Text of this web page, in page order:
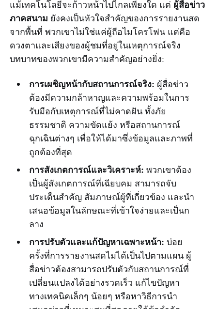
แม้เทคโนโลยีจะก้าวหน้าไปไกลเพียงใด แต่ ผู้สื่อข่าว
ภาคสนาม ยังคงเป็นหัวใจสำคัญของการรายงานสด
จากพื้นที่ พวกเขาไม่ใช่แค่ผู้ถือไมโครโฟน แต่คือ
ดวงตาและเสียงของผู้ชมที่อยู่ในเหตุการณ์จริง
บทบาทของพวกเขามีความสำคัญอย่างยิ่ง:
การเผชิญหน้ากับสถานการณ์จริง: ผู้สื่อข่าว
ต้องมีความกล้าหาญและความพร้อมในการ
รับมือกับเหตุการณ์ที่ไม่คาดฝัน ทั้งภัย
ธรรมชาติ ความขัดแย้ง หรือสถานการณ์
ฉุกเฉินต่างๆ เพื่อให้ได้มาซึ่งข้อมูลและภาพที่
ถูกต้องที่สุด
การสังเกตการณ์และวิเคราะห์: พวกเขาต้อง
เป็นผู้สังเกตการณ์ที่เฉียบคม สามารถจับ
ประเด็นสำคัญ สัมภาษณ์ผู้ที่เกี่ยวข้อง และนำ
เสนอข้อมูลในลักษณะที่เข้าใจง่ายและเป็นก
ลาง
การปรับตัวและแก้ปัญหาเฉพาะหน้า: บ่อย
ครั้งที่การรายงานสดไม่ได้เป็นไปตามแผน ผู้
สื่อข่าวต้องสามารถปรับตัวกับสถานการณ์ที่
เปลี่ยนแปลงได้อย่างรวดเร็ว แก้ไขปัญหา
ทางเทคนิคเล็กๆ น้อยๆ หรือหาวิธีการนำ